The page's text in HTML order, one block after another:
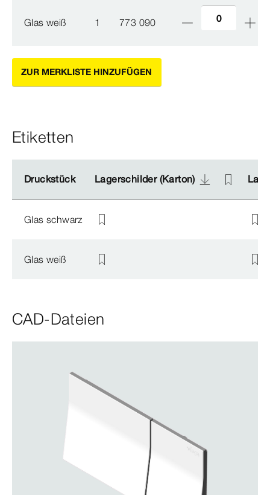
Glas weiß 1 773 090
ZUR MERKLISTE HINZUFÜGEN
Etiketten
Druckstück Lagerschilder (Karton)
Druckstück Lagerschilder (Karton)
Glas schwarz
Glas weiß
CAD-Dateien